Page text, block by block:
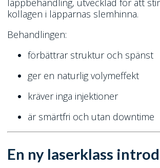
läppbehandling, utvecklad för att
kollagen i läpparnas slemhinna.
Behandlingen:
förbättrar struktur och spänst
ger en naturlig volymeffekt
kräver inga injektioner
är smärtfri och utan downtime
En ny laserklass